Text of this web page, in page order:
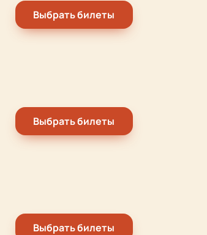
Выбрать билеты
Выбрать билеты
Выбрать билеты